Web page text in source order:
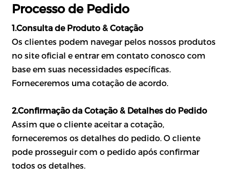
Processo de Pedido
1.Consulta de Produto & Cotação
Os clientes podem navegar pelos nossos produtos
no site oficial e entrar em contato conosco com
base em suas necessidades específicas.
Forneceremos uma cotação de acordo.
2.Confirmação da Cotação & Detalhes do Pedido
Assim que o cliente aceitar a cotação,
forneceremos os detalhes do pedido. O cliente
pode prosseguir com o pedido após confirmar
todos os detalhes.